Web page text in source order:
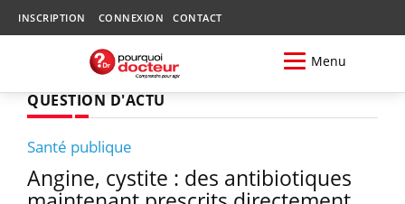
INSCRIPTION CONNEXION CONTACT
Menu
QUESTION D'ACTU
Santé publique
Angine, cystite : des antibiotiques